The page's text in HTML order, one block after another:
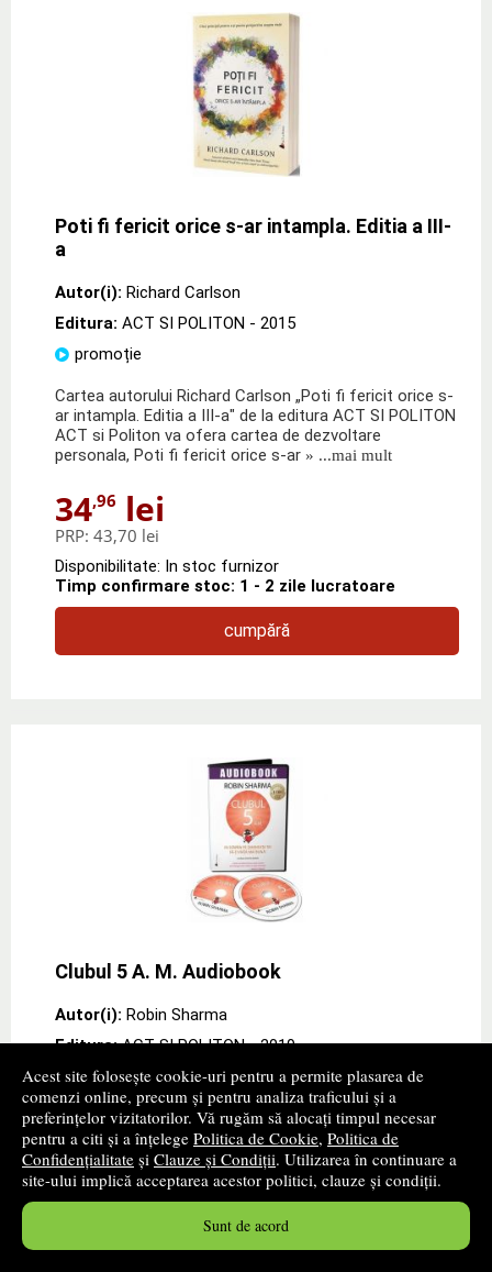
Acest site folosește cookie-uri pentru a permite plasarea de
comenzi online, precum și pentru analiza traficului și a
preferințelor vizitatorilor. Vă rugăm să alocați timpul necesar
pentru a citi și a înțelege Politica de Cookie, Politica de
Confidențialitate și Clauze și Condiții. Utilizarea în continuare a
site-ului implică acceptarea acestor politici, clauze și condiții.
Sunt de acord
Poti fi fericit orice s-ar intampla. Editia a III-
a
Autor(i): Richard Carlson
Editura: ACT SI POLITON - 2015
promoție
Cartea autorului Richard Carlson „Poti fi fericit orice s-
ar intampla. Editia a III-a" de la editura ACT SI POLITON
ACT si Politon va ofera cartea de dezvoltare
personala, Poti fi fericit orice s-ar » ...mai mult
34,96 lei
PRP: 43,70 lei
Disponibilitate: In stoc furnizor
Timp confirmare stoc: 1 - 2 zile lucratoare
cumpără
Clubul 5 A. M. Audiobook
Autor(i): Robin Sharma
Editura:ACT SI POLITON- 2019
promoție
Cartea autorului Robin Sharma „Clubul 5 A. M.
Audiobook" de la editura ACT SI POLITON Clubul 5 a.
m.: Fii stapan pe dimineata ta! Fa-ti viata mai buna! /
The 5 AM Club: Own Your Morning. Elevate Your» ...mai
70 lei